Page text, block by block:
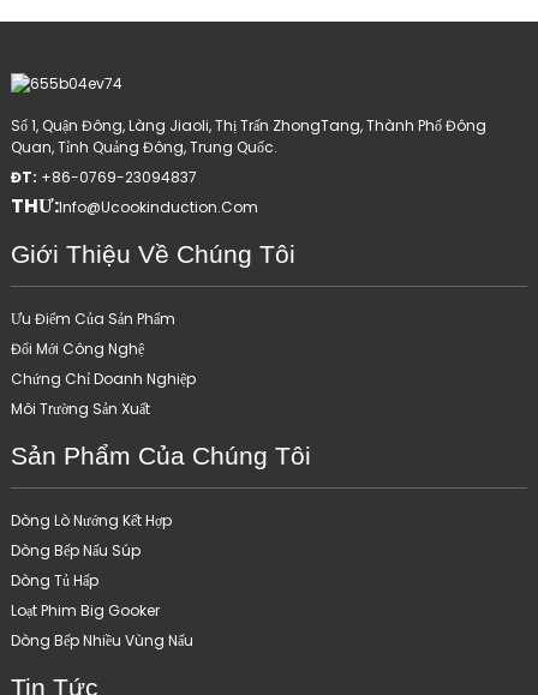
Số 1, Quận Đông, Làng Jiaoli, Thị Trấn ZhongTang, Thành Phố Đông
Quan, Tỉnh Quảng Đông, Trung Quốc.
ĐT: +86-0769-23094837
THƯ:Info@ucookinduction.com
Giới Thiệu Về Chúng Tôi
Ưu Điểm Của Sản Phẩm
Đổi Mới Công Nghệ
Chứng Chỉ Doanh Nghiệp
Môi Trường Sản Xuất
Sản Phẩm Của Chúng Tôi
Dòng Lò Nướng Kết Hợp
Dòng Bếp Nấu Súp
Dòng Tủ Hấp
Loạt Phim Big Gooker
Dòng Bếp Nhiều Vùng Nấu
Tin Tức